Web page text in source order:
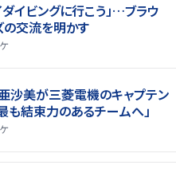
イビングに行こう」…ブラウ
の交流を明かす
沙美が三菱電機のキャプテン
も結束力のあるチームへ」